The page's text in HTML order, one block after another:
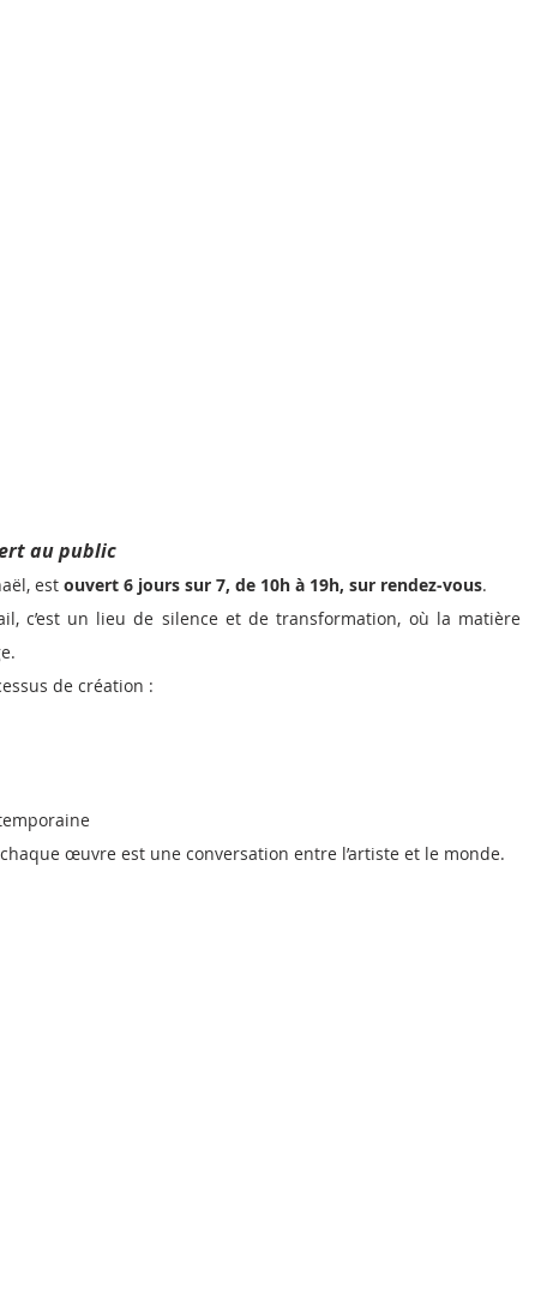
au public
est ouvert 6 jours sur 7, de 10h à 19h, sur rendez-vous.
c’est un lieu de silence et de transformation, où la matière
de création :
œuvre est une conversation entre l’artiste et le monde.